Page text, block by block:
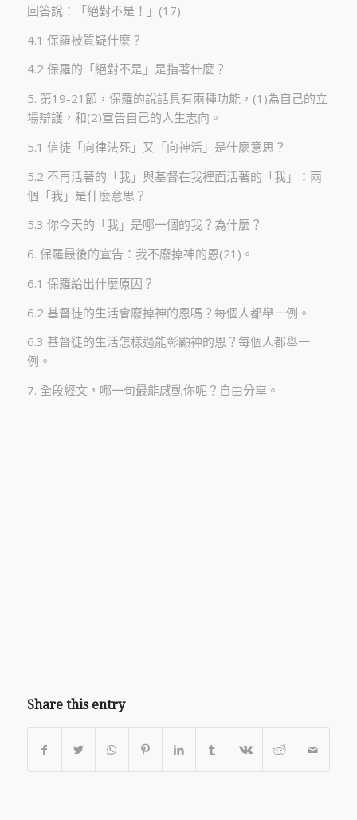
回答說：「絕對不是！」(17)
4.1 保羅被質疑什麼？
4.2 保羅的「絕對不是」是指著什麼？
5. 第19-21節，保羅的說話具有兩種功能，(1)為自己的立
場辯護，和(2)宣告自己的人生志向。
5.1 信徒「向律法死」又「向神活」是什麼意思？
5.2 不再活著的「我」與基督在我裡面活著的「我」：兩
個「我」是什麼意思？
5.3 你今天的「我」是哪一個的我？為什麼？
6. 保羅最後的宣告：我不廢掉神的恩(21)。
6.1 保羅給出什麼原因？
6.2 基督徒的生活會廢掉神的恩嗎？每個人都舉一例。
6.3 基督徒的生活怎樣過能彰顯神的恩？每個人都舉一
例。
7. 全段經文，哪一句最能感動你呢？自由分享。
Share this entry